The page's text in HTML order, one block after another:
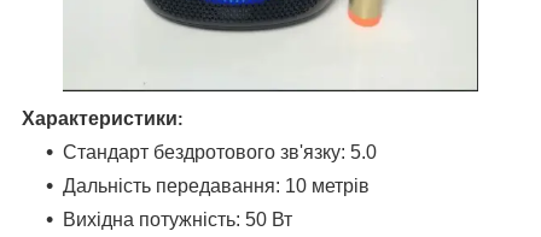
Характеристики:
Стандарт бездротового зв'язку: 5.0
Дальність передавання: 10 метрів
Вихідна потужність: 50 Вт